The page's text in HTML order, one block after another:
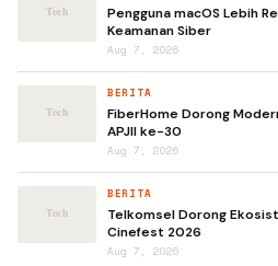
Pengguna macOS Lebih
Keamanan Siber
Aug 7, 2026
BERITA
FiberHome Dorong
APJII ke-30
Aug 7, 2026
BERITA
Telkomsel Dorong
Cinefest 2026
Aug 7, 2026